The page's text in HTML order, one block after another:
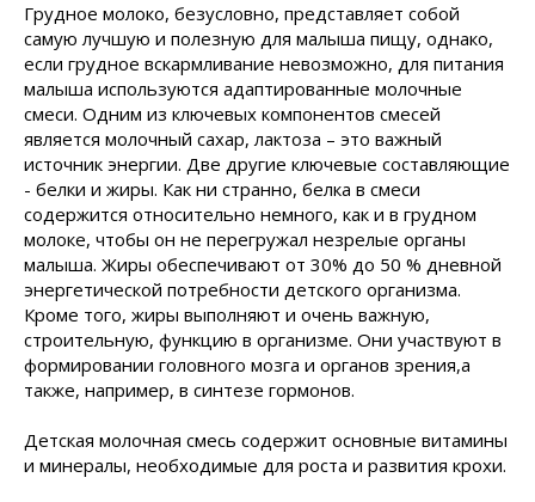
Грудное молоко, безусловно, представляет собой
самую лучшую и полезную для малыша пищу, однако,
если грудное вскармливание невозможно, для питания
малыша используются адаптированные молочные
смеси. Одним из ключевых компонентов смесей
является молочный сахар, лактоза – это важный
источник энергии. Две другие ключевые составляющие
- белки и жиры. Как ни странно, белка в смеси
содержится относительно немного, как и в грудном
молоке, чтобы он не перегружал незрелые органы
малыша. Жиры обеспечивают от 30% до 50 % дневной
энергетической потребности детского организма.
Кроме того, жиры выполняют и очень важную,
строительную, функцию в организме. Они участвуют в
формировании головного мозга и органов зрения,а
также, например, в синтезе гормонов.
Детская молочная смесь содержит основные витамины
и минералы, необходимые для роста и развития крохи.